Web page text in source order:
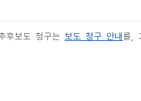
후보도 청구는 보도 청구 안내를,